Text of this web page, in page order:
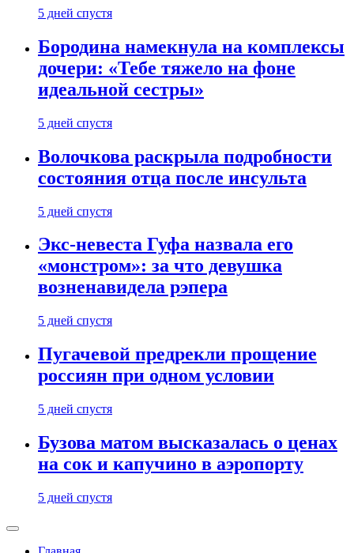
5 дней спустя
Бородина намекнула на комплексы
дочери: «Тебе тяжело на фоне
идеальной сестры»
5 дней спустя
Волочкова раскрыла подробности
состояния отца после инсульта
5 дней спустя
Экс-невеста Гуфа назвала его
«монстром»: за что девушка
возненавидела рэпера
5 дней спустя
Пугачевой предрекли прощение
россиян при одном условии
5 дней спустя
Бузова матом высказалась о ценах
на сок и капучино в аэропорту
5 дней спустя